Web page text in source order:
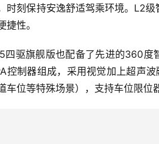
时刻保持安逸舒适驾乘环境。L2
捷性。
四驱旗舰版也配备了先进的360度
控制器组成，采用视觉加上超声
车位等特殊场景），支持车位限位